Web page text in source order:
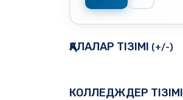
ҚАЛАЛАР ТІЗІМІ (+/-)
КОЛЛЕДЖДЕР ТІЗІМІ